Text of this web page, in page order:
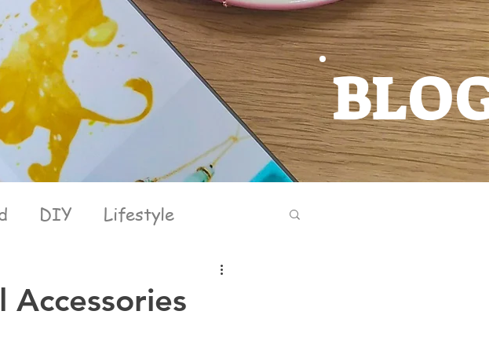
BLOG
DIY Lifestyle
Accessories